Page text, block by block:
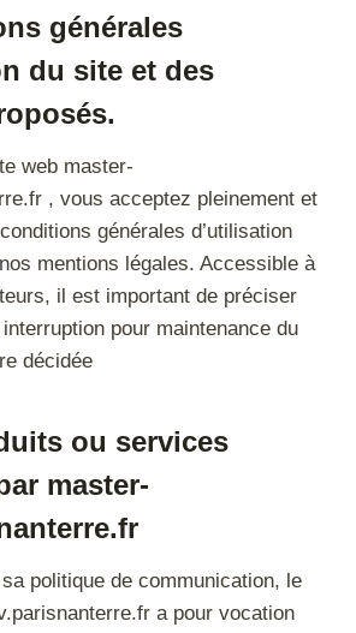
générales
du site et des
web master-
, vous acceptez pleinement et
générales d’utilisation
mentions légales. Accessible à
il est important de préciser
interruption pour maintenance du
décidée
ou services
master-
politique de communication, le
a pour vocation